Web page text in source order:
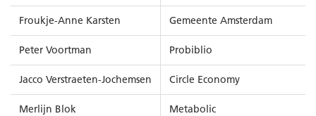
Froukje-Anne Karsten Gemeente Amsterdam
Peter Voortman Probiblio
Jacco Verstraeten-Jochemsen Circle Economy
Merlijn Blok Metabolic